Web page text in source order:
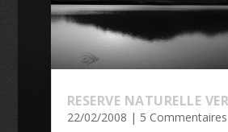
RESERVE NATURELLE
22/02/2008 | 5 Commentaires